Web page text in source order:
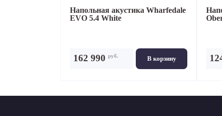
Напольная акустика Wharfedale
EVO 5.4 White
В корзину
162 990 руб.